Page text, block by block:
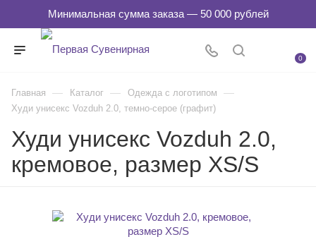
0
Главная — Каталог — Одежда с логотипом —
Худи унисекс Vozduh 2.0, темно-серое (графит)
Худи унисекс Vozduh 2.0,
кремовое, размер XS/S